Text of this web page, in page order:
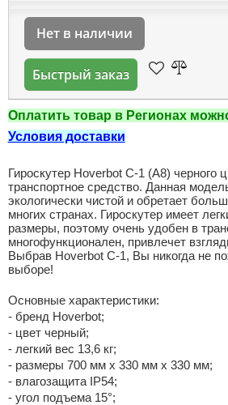
Нет в наличии
Быстрый заказ
Оплатить товар в Регионах
Условия доставки
Гироскутер Hoverbot C-1 (А8) черного
транспортное средство. Данная
экологически чистой и обретает
многих странах. Гироскутер имеет
размеры, поэтому очень удобен в
многофункционален, привлечет
Выбрав Hoverbot C-1, Вы никогда не
выборе!
Основные характеристики:
- бренд Hoverbot;
- цвет черный;
- легкий вес 13,6 кг;
- размеры 700 мм x 330 мм x 330 мм;
- влагозащита IP54;
- угол подъема 15°;